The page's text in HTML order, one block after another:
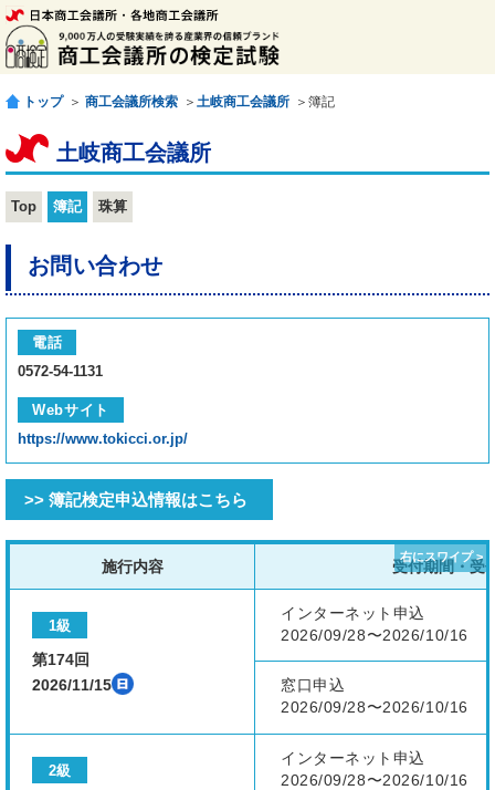
トップ ＞ 商工会議所検索 ＞ 土岐商工会議所 ＞簿記
土岐商工会議所
Top 簿記 珠算
お問い合わせ
電話
0572-54-1131
Webサイト
https://www.tokicci.or.jp/
>> 簿記検定申込情報はこちら
施行内容 受付期間・受
1級
第174回
2026/11/15
インターネット申込
2026/09/28〜2026/10/16
窓口申込
2026/09/28〜2026/10/16
2級
インターネット申込
2026/09/28〜2026/10/16